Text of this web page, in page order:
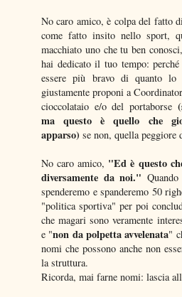
No caro amico, è colpa del fatto
come fatto insito nello sport,
macchiato uno che tu ben
hai dedicato il tuo tempo:
essere più bravo di quanto
giustamente proponi a
cioccolataio e/o del portaborse
ma questo è quello che
apparso) se non, quella peggiore
No caro amico, "Ed è questo
diversamente da noi."
spenderemo e spanderemo 50
"politica sportiva" per poi
che magari sono veramente
e "non da polpetta avvelenata"
nomi che possono anche non
la struttura.
Ricorda, mai farne nomi: lascia